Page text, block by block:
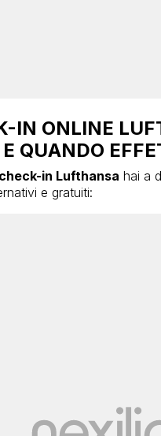
IN ONLINE
QUANDO
check-in Lufthansa hai a
e gratuiti: